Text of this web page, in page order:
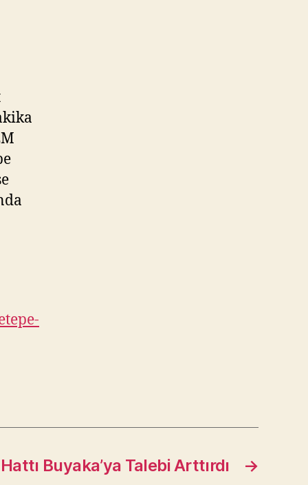
→
Buyaka’ya Talebi Arttırdı